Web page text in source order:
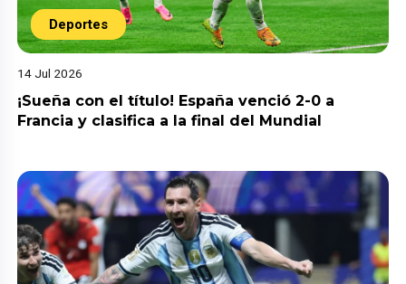
Deportes
14 Jul 2026
¡Sueña con el título! España venció 2-0 a
Francia y clasifica a la final del Mundial